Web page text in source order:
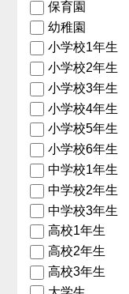
保育園
幼稚園
小学校1年生
小学校2年生
小学校3年生
小学校4年生
小学校5年生
小学校6年生
中学校1年生
中学校2年生
中学校3年生
高校1年生
高校2年生
高校3年生